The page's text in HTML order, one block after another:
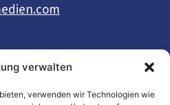
verwalten
verwenden wir Technologien wie